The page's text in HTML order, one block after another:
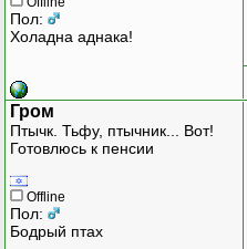
Пол:
Холадна аднака!
Гром
Птычк. Тьфу, птычник... Вот!
Готовлюсь к пенсии
Offline
Пол:
Бодрый птах